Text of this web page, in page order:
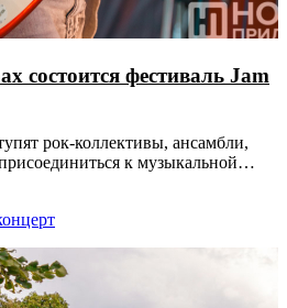
состоится фестиваль Jam
рок-коллективы, ансамбли,
к музыкальной